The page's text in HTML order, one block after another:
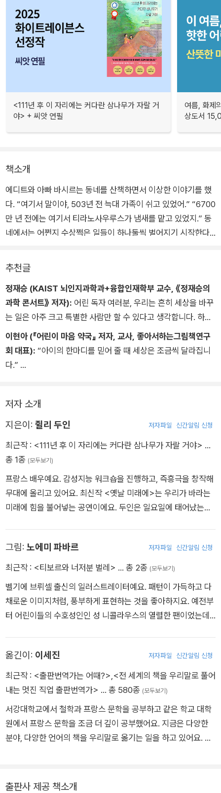
<111년 후 이 자리에는 커다란 삼나무가 자랄 거
야> + 씨앗 연필
여름, 화제
상도서
책소개
에디트와 아빠 바시르는 동네를 산책하면서 이상한 이야기를 했
다. “여기서 말이야, 503년 전 늑대 가족이 쉬고 있었어.” “6700
만 년 전에는 여기서 티라노사우루스가 냄새를 맡고 있었지.” 동
네에서는 어쩐지 수상쩍은 일들이 하나둘씩 벌어지기 시작한다.
시와 마음을 찬찬히 바꾸어 가는 다정하고 놀라운 이야기.
프랑스 배우 출신의 작가 쥘리 두인의 통통 튀는 생생한 글과 벨
기에 일러스트레이터 노에미 파바르의 섬세하고 따뜻한 삽화는
회색빛 도시가 초록빛 미래로 변해 가는 과정을 아름답게 표현한
다. 작은 상상이 현실을 바꾼 기적을 유머러스하면서도 울림 있게
그린 이 작품은 국제적으로도 문학성과 예술성을 인정받았다.
븐스’ 선정작으로 이름을 올렸으며, 세계적 권위의 아동청소년도
서협의회(IBBY) 벨기에 프랑스어권 지부에서 한 해 동안 벨기에
에 그림책상’을 수상했다.
추천글
정재승 (KAIST 뇌인지과학과+융합인재학부 교수, 《정재승의
과학 콘서트》 저자): 어린 독자 여러분, 우리는 흔히 세상을 바꾸
는 일은 아주 크고 특별한 사람만 할 수 있다고 생각합니다. 하지
만 이 책을 읽고 나면 생각이 조금 달라질 거예요. 어떤 변화는 거
대한 기계나 엄청난 돈이 아니라, 한 아이의 작은 상상에서 시작
된다는 사실을 알게 되거든요. 에디트는 아무도 주목하지 않던 작
음속으로 옮겨 갑니다. 마치 바람을 타고 멀리 날아가는 민들레
이 책은 나무에 대한 이야기이면서도 동시에 사람에 대한 이야기
입니다. 한 사람이 다른 사람에게 건네는 믿음, 서로를 돕고 싶은
마음, 그리고 아직 오지 않은 미래를 함께 꿈꾸는 용기에 대한 얘
기 말이에요. 오늘 우리가 심은 작은 씨앗 하나가 내일 누군가의
그늘이 되고, 수십 년 뒤에는 마을의 광장이 되고, 백 년 뒤에는
숲이 될 수 있다는 사실을 이 책은 조용하면서도 아름답게 보여
이 아니라 희망이 자라는 모습을 보게 될 거예요.
가끔은 지금 우리가 서 있는 자리가 너무 평범해 보이죠. 학교 앞
리에게 묻습니다. “111년 후, 이 자리에는 무엇이 있을까?” 그 질
문을 품는 순간, 세상은 전혀 다른 모습으로 보이기 시작할 거예
요. 여러분도 에디트처럼 미래를 상상해 보세요. 그리고 언젠가
아주 먼 훗날, 누군가는 여러분이 오늘 심어 놓은 작은 마음의 씨
이현아 (『어린이 마음 약국』 저자, 교사, 좋아서하는그림책연구
회 대표): “아이의 한마디를 믿어 줄 때 세상은 조금씩 달라집니
다.”
이의 말에 귀를 기울일 때 작은 씨앗 하나가 어떻게 사람들을 모
으고 마을의 풍경을 바꾸며 세상을 조금씩 달라지게 하는지 보여
에서 더 나은 세상을 상상하고 만들어 가는 힘을 기르길 바랍니
다.
저자 소개
지은이: 쥘리 두인 저자파일 신간알림 신청
최근작 : <111년 후 이 자리에는 커다란 삼나무가 자랄 거야> …
총 1종 (모두보기)
프랑스 배우예요. 감성지능 워크숍을 진행하고, 즉흥극을 창작해
무대에 올리고 있어요. 최신작 <옛날 미래에>는 우리가 바라는
미래에 힘을 불어넣는 공연이에요. 두인은 일요일에 태어났는데,
로 결정했고, 편집자들은 두인의 글에 한눈에 반해 버렸어요! 『11
1년 후 이 자리에는 커다란 삼나무가 자랄 거야』는 두인의 첫 책
그림: 노에미 파바르 저자파일 신간알림 신청
최근작 : <티보르와 너저분 벌레> … 총 2종 (모두보기)
벨기에 브뤼셀 출신의 일러스트레이터예요. 패턴이 가득하고 다
채로운 이미지처럼, 풍부하게 표현하는 것을 좋아하지요. 예전부
터 어린이들의 수호성인인 성 니콜라우스의 열렬한 팬이었는데,
분함만큼 좋은 것은 없다.’ ‘이가 많을수록 더 많이 웃는다.’ 미루
기의 대가이자 온갖 경주를 좋아하는 파바르는 언젠가 ‘지각’에
대해 쓸지도 몰라요. 그사이에 지금은 또 뒷마당으로 무당벌레와
끔직한 이야기』 『티보르와 무질서 괴물』 『성 니콜라우스 대 산타
클로스』 『마르셀과 오딜롱』 『올리브와 젤리』 등의 책을 작업했어
요.
옮긴이: 이세진 저자파일 신간알림 신청
최근작 : <출판번역가는 어때?> <전 세계의 책을 우리말로 풀어
내는 멋진 직업 출판번역가> … 총 580종 (모두보기)
서강대학교에서 철학과 프랑스 문학을 공부하고 같은 학교 대학
원에서 프랑스 문학을 조금 더 깊이 공부했어요. 지금은 다양한
분야, 다양한 언어의 책을 우리말로 옮기는 일을 하고 있어요. 그
니콜라> 시리즈 등이 있어요.
출판사 제공 책소개